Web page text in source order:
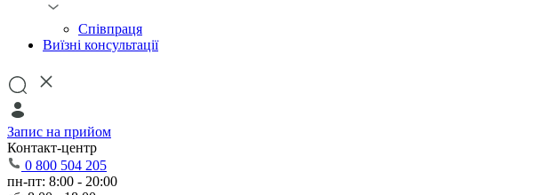
Співпраця
Виїзні консультації
Запис на прийом
Контакт-центр
0 800 504 205
пн-пт: 8:00 - 20:00